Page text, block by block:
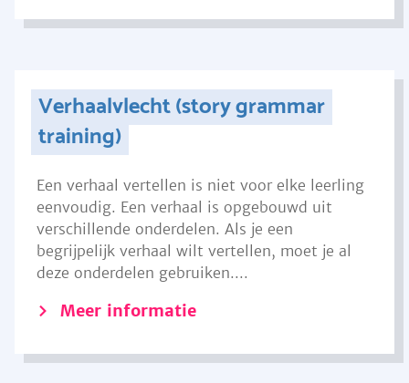
Verhaalvlecht (story grammar
training)
Een verhaal vertellen is niet voor elke leerling
eenvoudig. Een verhaal is opgebouwd uit
verschillende onderdelen. Als je een
begrijpelijk verhaal wilt vertellen, moet je al
deze onderdelen gebruiken....
Meer informatie